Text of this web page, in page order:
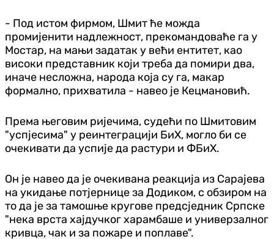
- Под истом фирмом, Шмит ће можда
промијенити надлежност, прекомандоваће га у
Мостар, на мањи задатак у већи ентитет, као
високи представник који треба да помири два,
иначе несложна, народа која су га, макар
формално, прихватила - навео је Кецмановић.
Према његовим ријечима, судећи по Шмитовим
"успјесима" у реинтеграцији БиХ, могло би се
очекивати да успије да растури и ФБиХ.
Он је навео да је очекивана реакција из Сарајева
на укидање потјернице за Додиком, с обзиром на
то да је за тамошње кругове предсједник Српске
"нека врста хајдучког харамбаше и универзалног
кривца, чак и за пожаре и поплаве".